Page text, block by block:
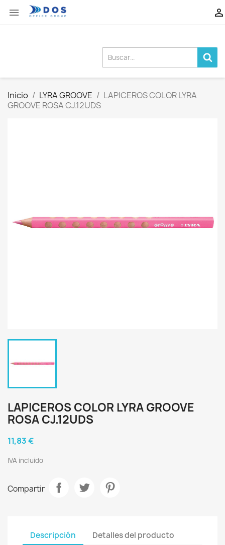
 
Inicio LYRA GROOVE
LAPICEROS COLOR LYRA
GROOVE ROSA CJ.12UDS
LAPICEROS COLOR LYRA GROOVE
ROSA CJ.12UDS
11,83 €
IVA incluido
Compartir
Descripción Detalles del producto